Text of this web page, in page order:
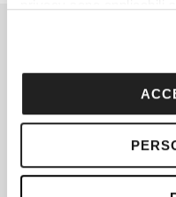
modificare o revocare il
sull'icona di attivazione
raccogliere
geografica, con